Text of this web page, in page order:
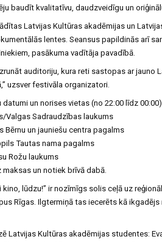
baudīt kvalitatīvu, daudzveidīgu un
Latvijas Kultūras akadēmijas un
lentes. Seansus papildinās arī
pasākuma vadītāja pavadībā.
auditoriju, kura reti sastopas ar
uzsver festivāla organizatori.
datumi un norises vietas (no 22:00 līdz
Valgas Sadraudzības laukums
Bērnu un jauniešu centra pagalms
Tautas nama pagalms
Rožu laukums
maksas un notiek brīvā dabā.
kino, lūdzu!” ir nozīmīgs solis ceļā uz
Rīgas. Ilgtermiņā tas iecerēts kā
Latvijas Kultūras akadēmijas studentes: